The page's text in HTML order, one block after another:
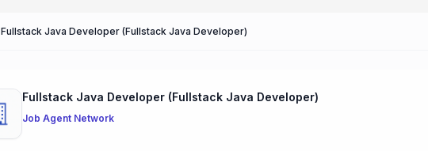
Fullstack Java Developer (Fullstack Java Developer)
Fullstack Java Developer (Fullstack Java Developer)
Job Agent Network